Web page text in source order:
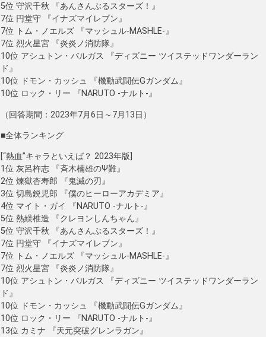
5位 守沢千秋 『あんさんぶるスターズ！』
7位 円堂守 『イナズマイレブン』
7位 トム・ノエルズ 『マッシュル-MASHLE-』
7位 烈火星宮 『炎炎ノ消防隊』
10位 アシュトン・バルガス 『ディズニー ツイステッドワンダーラン
ド』
10位 ドモン・カッシュ 『機動武闘伝Gガンダム』
10位 ロック・リー 『NARUTO -ナルト-』
（回答期間：2023年7月6日～7月13日）
■全体ランキング
[“熱血”キャラといえば？ 2023年版]
1位 灰呂杵志 『斉木楠雄のΨ難』
2位 煉獄杏寿郎 『鬼滅の刃』
3位 切島鋭児郎 『僕のヒーローアカデミア』
4位 マイト・ガイ 『NARUTO -ナルト-』
5位 熱繰椎造 『クレヨンしんちゃん』
5位 守沢千秋 『あんさんぶるスターズ！』
7位 円堂守 『イナズマイレブン』
7位 トム・ノエルズ 『マッシュル-MASHLE-』
7位 烈火星宮 『炎炎ノ消防隊』
10位 アシュトン・バルガス 『ディズニー ツイステッドワンダーラン
ド』
10位 ドモン・カッシュ 『機動武闘伝Gガンダム』
10位 ロック・リー 『NARUTO -ナルト-』
13位 カミナ 『天元突破グレンラガン』